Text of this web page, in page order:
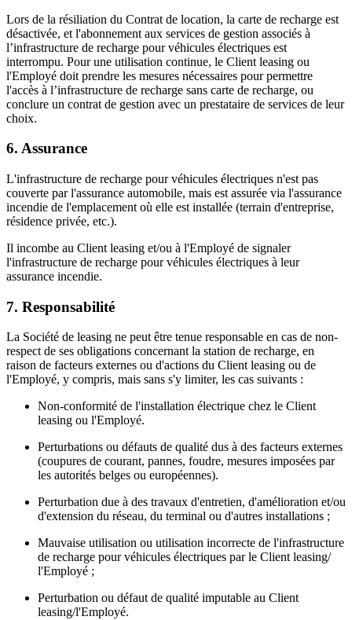
Lors de la résiliation du Contrat de location, la carte de recharge est
désactivée, et l'abonnement aux services de gestion associés à
l’infrastructure de recharge pour véhicules électriques est
interrompu. Pour une utilisation continue, le Client leasing ou
l'Employé doit prendre les mesures nécessaires pour permettre
l'accès à l’infrastructure de recharge sans carte de recharge, ou
conclure un contrat de gestion avec un prestataire de services de leur
choix.
6. Assurance
L'infrastructure de recharge pour véhicules électriques n'est pas
couverte par l'assurance automobile, mais est assurée via l'assurance
incendie de l'emplacement où elle est installée (terrain d'entreprise,
résidence privée, etc.).
Il incombe au Client leasing et/ou à l'Employé de signaler
l'infrastructure de recharge pour véhicules électriques à leur
assurance incendie.
7. Responsabilité
La Société de leasing ne peut être tenue responsable en cas de non-
respect de ses obligations concernant la station de recharge, en
raison de facteurs externes ou d'actions du Client leasing ou de
l'Employé, y compris, mais sans s'y limiter, les cas suivants :
Non-conformité de l'installation électrique chez le Client
leasing ou l'Employé.
Perturbations ou défauts de qualité dus à des facteurs externes
(coupures de courant, pannes, foudre, mesures imposées par
les autorités belges ou européennes).
Perturbation due à des travaux d'entretien, d'amélioration et/ou
d'extension du réseau, du terminal ou d'autres installations ;
Mauvaise utilisation ou utilisation incorrecte de l'infrastructure
de recharge pour véhicules électriques par le Client leasing/
l'Employé ;
Perturbation ou défaut de qualité imputable au Client
leasing/l'Employé.